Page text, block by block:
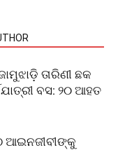
ତାରିଣୀ ଛକ
ବସ: ୨୦ ଆହତ